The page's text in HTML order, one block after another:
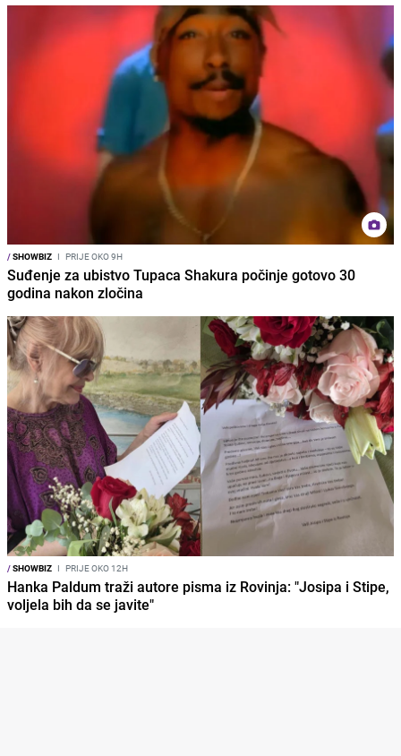
/SHOWBIZ I PRIJE OKO 9H
Suđenje za ubistvo Tupaca Shakura počinje gotovo 30
godina nakon zločina
/SHOWBIZ I PRIJE OKO 12H
Hanka Paldum traži autore pisma iz Rovinja: "Josipa i Stipe,
voljela bih da se javite"